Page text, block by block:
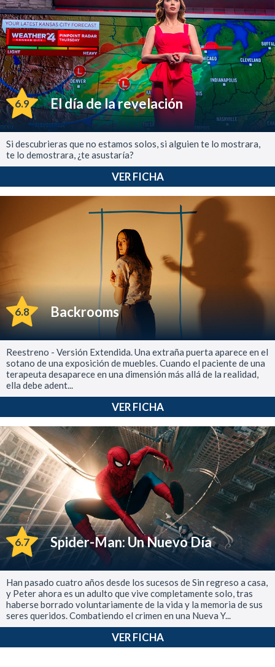
6.9 El día de la revelación
Si descubrieras que no estamos solos, si alguien te lo mostrara,
te lo demostrara, ¿te asustaría?
VER FICHA
6.8 Backrooms
Reestreno - Versión Extendida. Una extraña puerta aparece en el
sotano de una exposición de muebles. Cuando el paciente de una
terapeuta desaparece en una dimensión más allá de la realidad,
ella debe adent...
VER FICHA
6.7 Spider-Man: Un Nuevo Día
Han pasado cuatro años desde los sucesos de Sin regreso a casa,
y Peter ahora es un adulto que vive completamente solo, tras
haberse borrado voluntariamente de la vida y la memoria de sus
seres queridos. Combatiendo el crimen en una Nueva Y...
VER FICHA